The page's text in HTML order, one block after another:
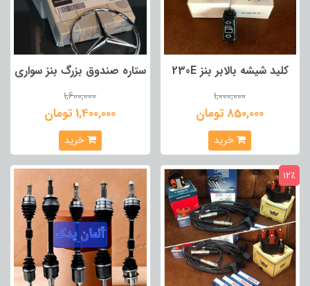
کلید شیشه بالابر بنز 230E
1,000,000
850,000 تومان
خرید
ستاره صندوق بزرگ بنز سواری
1,600,000
1,400,000 تومان
خرید
12٪